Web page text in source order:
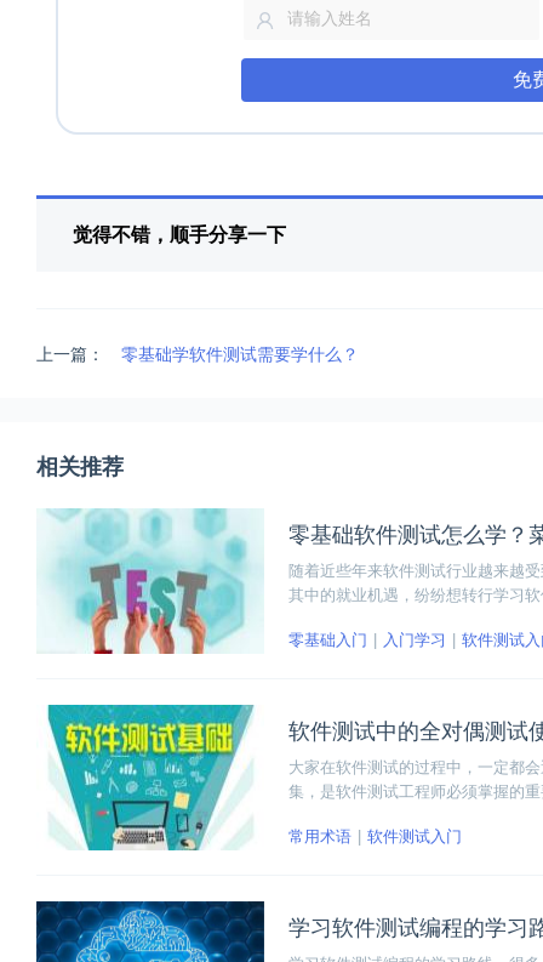
免
觉得不错，顺手分享一下
上一篇： 零基础学软件测试需要学什么？
相关推荐
零基础软件测试怎么学？
随着近些年来软件测试行业越来越
其中的就业机遇，纷纷想转行学习
零基础入门
入门学习 软件测试
软件测试中的全对偶测试
大家在软件测试的过程中，一定都
集，是软件测试工程师必须掌握的
常用术语
软件测试入门
学习软件测试编程的学习